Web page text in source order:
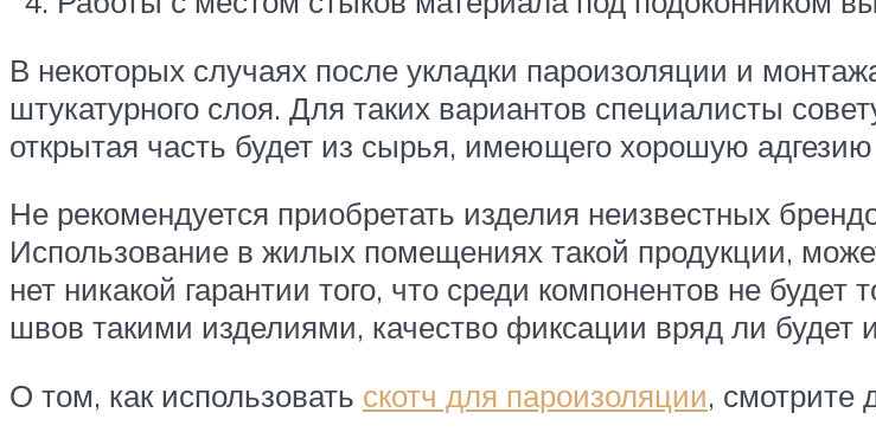
В некоторых случаях после укладки пароизоляции и
штукатурного слоя. Для таких вариантов специалисты
открытая часть будет из сырья, имеющего хорошую
Не рекомендуется приобретать изделия неизвестных
Использование в жилых помещениях такой продукции,
нет никакой гарантии того, что среди компонентов не
швов такими изделиями, качество фиксации вряд ли будет
О том, как использовать скотч для пароизоляции, смотрите